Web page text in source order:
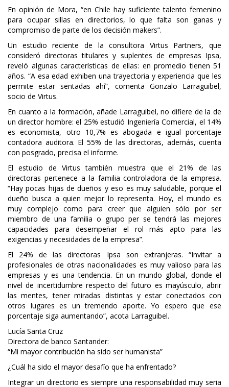
En opinión de Mora, “en Chile hay suficiente talento femenino
para ocupar sillas en directorios, lo que falta son ganas y
compromiso de parte de los decisión makers”.
Un estudio reciente de la consultora Virtus Partners, que
consideró directoras titulares y suplentes de empresas Ipsa,
reveló algunas características de ellas: en promedio tienen 51
años. “A esa edad exhiben una trayectoria y experiencia que les
permite estar sentadas ahí”, comenta Gonzalo Larraguibel,
socio de Virtus.
En cuanto a la formación, añade Larraguibel, no difiere de la de
un director hombre: el 25% estudió Ingeniería Comercial, el 14%
es economista, otro 10,7% es abogada e igual porcentaje
contadora auditora. El 55% de las directoras, además, cuenta
con posgrado, precisa el informe.
El estudio de Virtus también muestra que el 21% de las
directoras pertenece a la familia controladora de la empresa.
“Hay pocas hijas de dueños y eso es muy saludable, porque el
dueño busca a quien mejor lo representa. Hoy, el mundo es
muy complejo como para creer que alguien sólo por ser
miembro de una familia o grupo per se tendrá las mejores
capacidades para desempeñar el rol más apto para las
exigencias y necesidades de la empresa”.
El 24% de las directoras Ipsa son extranjeras. “Invitar a
profesionales de otras nacionalidades es muy valioso para las
empresas y es una tendencia. En un mundo global, donde el
nivel de incertidumbre respecto del futuro es mayúsculo, abrir
las mentes, tener miradas distintas y estar conectados con
otros lugares es un tremendo aporte. Yo espero que ese
porcentaje siga aumentando”, acota Larraguibel.
Lucía Santa Cruz
Directora de banco Santander:
“Mi mayor contribución ha sido ser humanista”
¿Cuál ha sido el mayor desafío que ha enfrentado?
Integrar un directorio es siempre una responsabilidad muy seria